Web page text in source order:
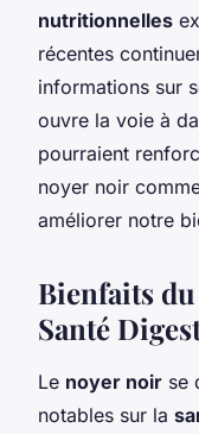
nutritionnelles
récentes
informations sur
ouvre la voie à
pourraient
noyer noir
améliorer notre
Bienfaits
Santé
Le noyer noir se
notables sur la